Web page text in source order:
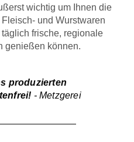
wichtig um Ihnen die
und Wurstwaren
frische, regionale
genießen können.
produzierten
- Metzgerei